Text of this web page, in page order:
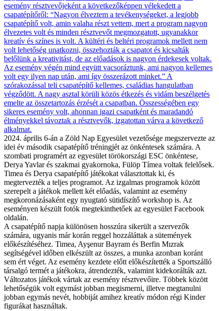
2024. április 6-án a Zöld Nap Egyesület vezetősége megszervezte az
idei év második csapatépítő tréningjét az önkéntesek számára. A
szombati programért az egyesület törökországi ESC önkéntese,
Derya Yavlar és szakmai gyakornoka, Fülöp Tímea voltak felelősek.
Timea és Derya csapatépítő játékokat választottak ki, és
megtervezték a teljes programot. Az izgalmas programok között
szerepelt a játékok mellett két előadás, valamint az esemény
megkoronázásaként egy nyugtató sütidíszítő workshop is. Az
eseményen készült fotók megtekinthetőek az egyesület Facebook
oldalán.
A csapatépítő napja különösen hosszúra sikerült a szervezők
számára, ugyanis már korán reggel hozzáláttak a sütemények
előkészítéséhez. Timea, Ayşenur Bayram és Berfin Mızrak
segítségével időben elkészült az összes, a munka azonban koránt
sem ért véget. Az esemény kezdete előtt előkészítették a Sportszálló
társalgó termét a játékokra, átrendezték, valamint kidekorálták azt.
Változatos játékok vártak az esemény résztvevőire. Többek között
lehetőségük volt egymást jobban megismerni, illetve megtanulni
jobban egymás nevét, hobbiját amihez kreatív módon régi Kinder
figurákat használtak.